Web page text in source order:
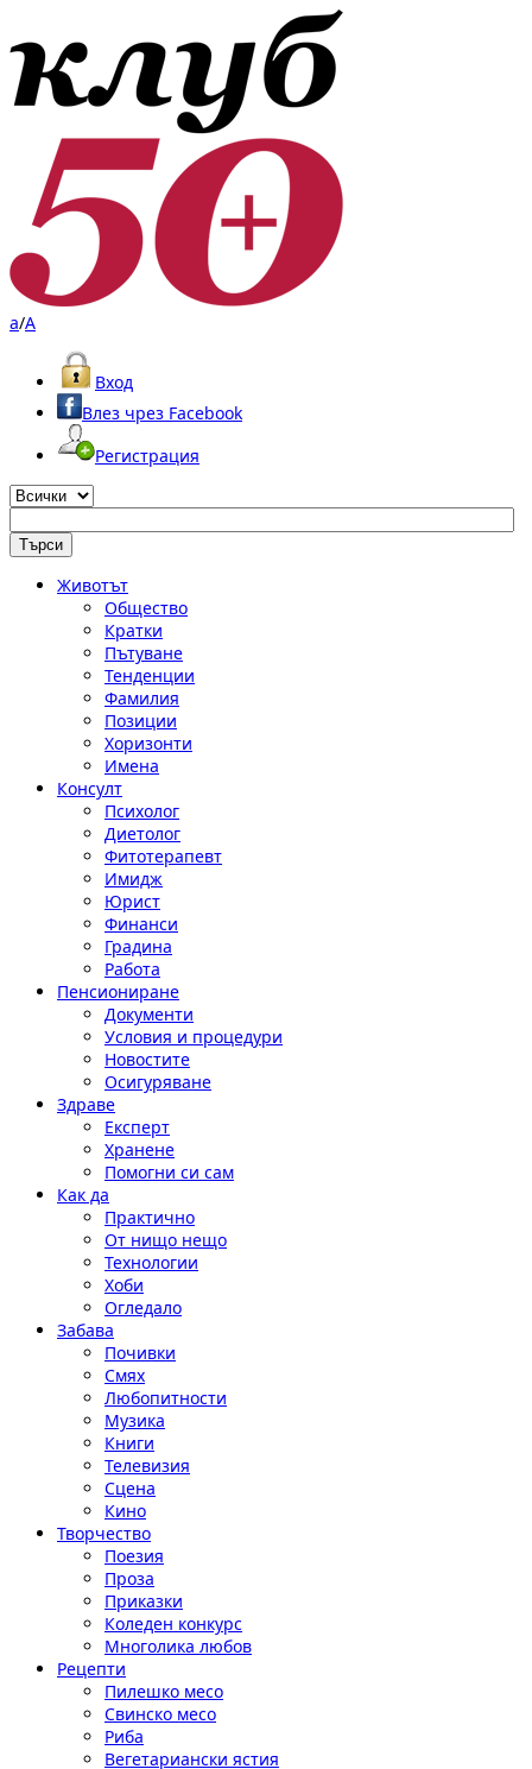
a/A
Вход
Влез чрез Facebook
Регистрация
Животът
Общество
Кратки
Пътуване
Тенденции
Фамилия
Позиции
Хоризонти
Имена
Консулт
Психолог
Диетолог
Фитотерапевт
Имидж
Юрист
Финанси
Градина
Работа
Пенсиониране
Документи
Условия и процедури
Новостите
Осигуряване
Здраве
Експерт
Хранене
Помогни си сам
Как да
Практично
От нищо нещо
Технологии
Хоби
Огледало
Забава
Почивки
Смях
Любопитности
Музика
Книги
Телевизия
Сцена
Кино
Творчество
Поезия
Проза
Приказки
Коледен конкурс
Многолика любов
Рецепти
Пилешко месо
Свинско месо
Риба
Вегетариански ястия